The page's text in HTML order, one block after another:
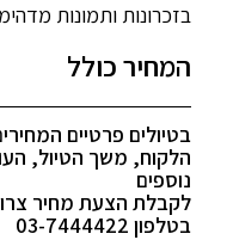
בזכרונות ותמונות
המחיר כולל
בטיולים פרטיים
הלקוח, משך הטיול,
נוספים
לקבלת הצעת מחיר
בטלפון 03-7444422